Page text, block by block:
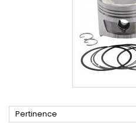
Pertinence